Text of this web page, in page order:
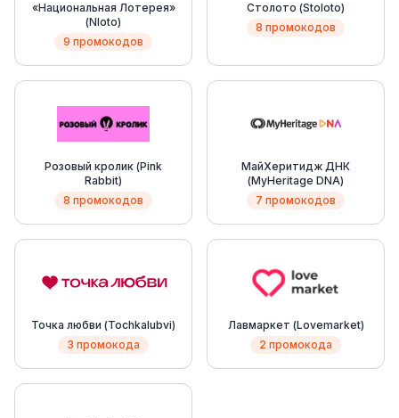
«Национальная Лотерея»
(Nloto)
9 промокодов
Столото (Stoloto)
8 промокодов
Розовый кролик (Pink
Rabbit)
8 промокодов
МайХеритидж ДНК
(MyHeritage DNA)
7 промокодов
Точка любви (Tochkalubvi)
3 промокода
Лавмаркет (Lovemarket)
2 промокода